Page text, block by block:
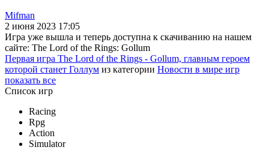
Mifman
2 июня 2023 17:05
Игра уже вышла и теперь доступна к скачиванию на нашем
сайте: The Lord of the Rings: Gollum
Первая игра The Lord of the Rings - Gollum, главным героем
которой станет Голлум из категории Новости в мире игр
показать все
Список игр
Racing
Rpg
Action
Simulator